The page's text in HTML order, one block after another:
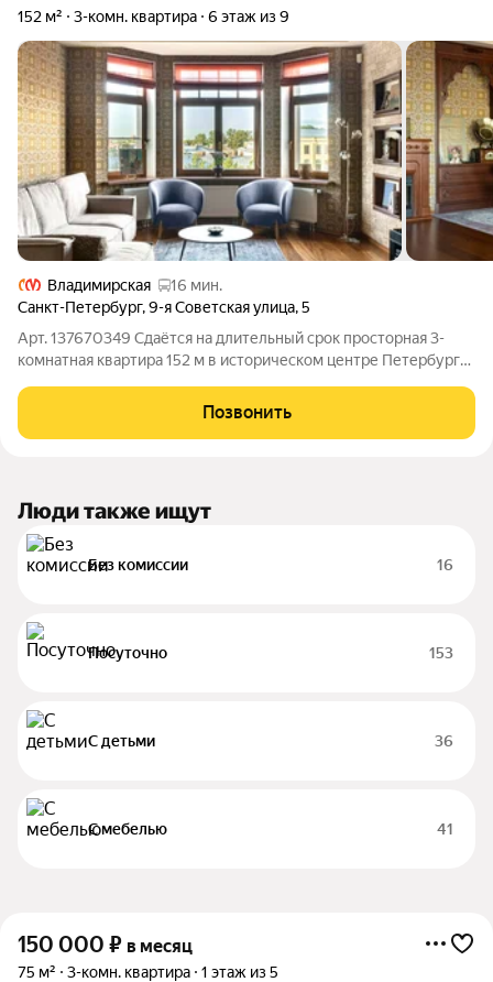
152 м² 3-комн. квартира 6 этаж из 9
Владимирская
16 мин.
Санкт-Петербург,9-я Советская улица,5
Арт. 137670349 Сдаётся на длительный срок просторная 3-
комнатная квартира 152 м в историческом центре Петербурга,
Чернышевская и площадь Восстания 15 минут пешком. Дом
Позвонить
Люди также ищут
Без комиссии 16
Посуточно 153
С детьми 36
С мебелью 41
150 000 ₽ в месяц
75 м² 3-комн. квартира 1 этаж из 5